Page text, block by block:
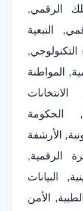
الرقمي,
التبعية
المواطنة
الحكومة
الأرشفة
الرقمية,
البيانات
الأمن